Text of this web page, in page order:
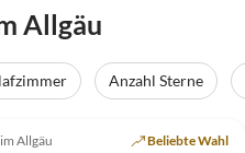
Allgäu
Anzahl Sterne
Allgäu Beliebte Wahl